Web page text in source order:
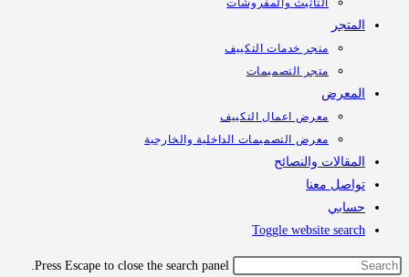
التأثيث والمفروشات
متجر خدمات التكييف
متجر التصميمات
معرض اعمال التكييف
معرض التصميمات الداخلية والخارجية
والنصائح
معنا
Toggle website
Press Escape to close the search panel.